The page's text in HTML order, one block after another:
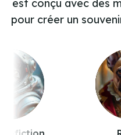
est conçu avec des
pour créer un